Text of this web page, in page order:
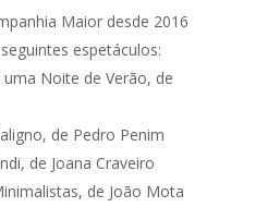
Maior desde 2016
espetáculos:
Noite de Verão, de
de Pedro Penim
de Joana Craveiro
de João Mota